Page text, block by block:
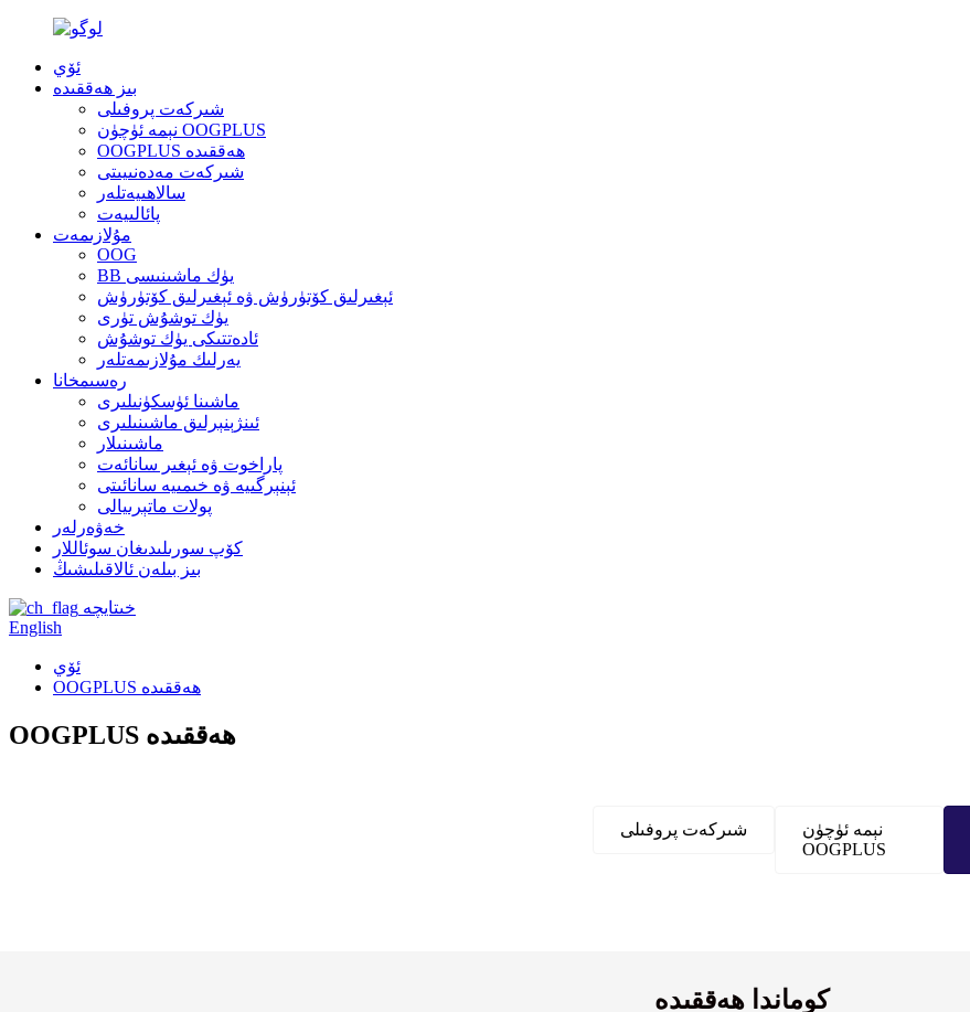
ئۆي
بىز ھەققىدە
شىركەت پروفىلى
نېمە ئۈچۈن OOGPLUS
OOGPLUS ھەققىدە
شىركەت مەدەنىيىتى
سالاھىيەتلەر
پائالىيەت
مۇلازىمەت
OOG
BB يۈك ماشىنىسى
ئېغىرلىق كۆتۈرۈش ۋە ئېغىرلىق كۆتۈرۈش
يۈك توشۇش تۈرى
ئادەتتىكى يۈك توشۇش
يەرلىك مۇلازىمەتلەر
رەسىمخانا
ماشىنا ئۈسكۈنىلىرى
ئىنژېنېرلىق ماشىنىلىرى
ماشىنىلار
پاراخوت ۋە ئېغىر سانائەت
ئېنېرگىيە ۋە خىمىيە سانائىتى
پولات ماتېرىيالى
خەۋەرلەر
كۆپ سورىلىدىغان سوئاللار
بىز بىلەن ئالاقىلىشىڭ
خىتايچە
English
ئۆي
OOGPLUS ھەققىدە
OOGPLUS ھەققىدە
شىركەت پروفىلى
نېمە ئۈچۈن
OOGPLUS
كوماندا ھەققىدە